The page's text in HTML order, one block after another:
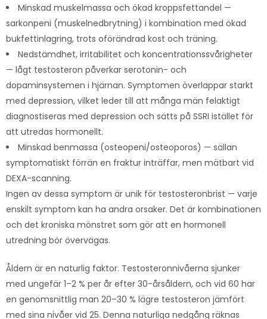
Minskad muskelmassa och ökad kroppsfettandel —
sarkonpeni (muskelnedbrytning) i kombination med ökad
bukfettinlagring, trots oförändrad kost och träning.
Nedstämdhet, irritabilitet och koncentrationssvårigheter
— lågt testosteron påverkar serotonin- och
dopaminsystemen i hjärnan. Symptomen överlappar starkt
med depression, vilket leder till att många män felaktigt
diagnostiseras med depression och sätts på SSRI istället för
att utredas hormonellt.
Minskad benmassa (osteopeni/osteoporos) — sällan
symptomatiskt förrän en fraktur inträffar, men mätbart vid
DEXA-scanning.
Ingen av dessa symptom är unik för testosteronbrist — varje
enskilt symptom kan ha andra orsaker. Det är kombinationen
och det kroniska mönstret som gör att en hormonell
utredning bör övervägas.
Åldern är en naturlig faktor. Testosteronnivåerna sjunker
med ungefär 1–2 % per år efter 30-årsåldern, och vid 60 har
en genomsnittlig man 20–30 % lägre testosteron jämfört
med sina nivåer vid 25. Denna naturliga nedgång räknas